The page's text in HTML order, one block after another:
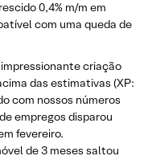
0,4% m/m em
com uma queda de
criação
das estimativas (XP:
com nossos números
empregos disparou
fevereiro.
de 3 meses saltou